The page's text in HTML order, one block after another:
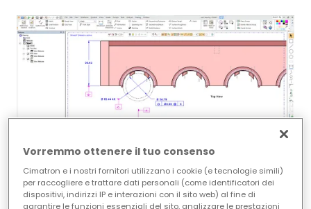
Quotatura e tolleranze geometriche (GD&T)
migliorati in Cimatron 2024
Vorremmo ottenere il tuo consenso
Cimatron e i nostri fornitori utilizzano i cookie (e tecnologie simili)
per raccogliere e trattare dati personali (come identificatori dei
dispositivi, indirizzi IP e interazioni con il sito web) al fine di
garantire le funzioni essenziali del sito, analizzare le prestazioni